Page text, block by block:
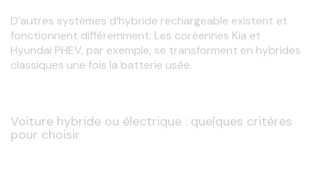
D’autres systèmes d’hybride rechargeable existent et
fonctionnent différemment. Les coréennes Kia et
Hyundai PHEV, par exemple, se transforment en hybrides
classiques une fois la batterie usée.
Voiture hybride ou électrique : quelques critères
pour choisir